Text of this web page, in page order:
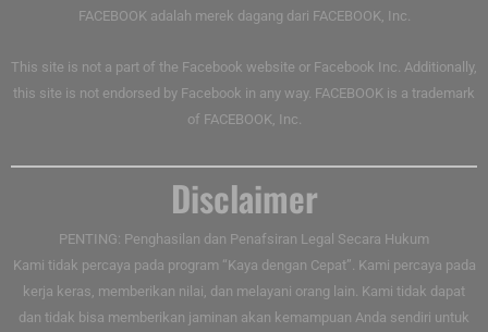
FACEBOOK adalah merek dagang dari FACEBOOK, Inc.
This site is not a part of the Facebook website or Facebook Inc. Additionally,
this site is not endorsed by Facebook in any way. FACEBOOK is a trademark
of FACEBOOK, Inc.
Disclaimer
PENTING: Penghasilan dan Penafsiran Legal Secara Hukum
Kami tidak percaya pada program “Kaya dengan Cepat”. Kami percaya pada
kerja keras, memberikan nilai, dan melayani orang lain. Kami tidak dapat
dan tidak bisa memberikan jaminan akan kemampuan Anda sendiri untuk